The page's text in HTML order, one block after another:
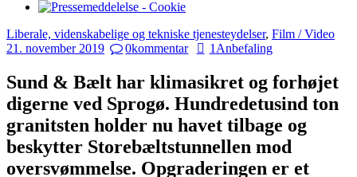
Liberale, videnskabelige og tekniske tjenesteydelser, Film / Video
21. november 2019
0kommentar 1 Anbefaling
Sund & Bælt har klimasikret og forhøjet
digerne ved Sprogø. Hundredetusind ton
granitsten holder nu havet tilbage og
beskytter Storebæltstunnellen mod
oversvømmelse. Opgraderingen er et